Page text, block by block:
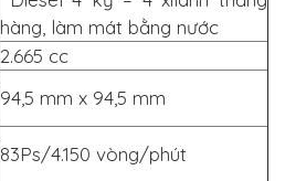
hàng, làm mát bằng nước
2.665 cc
94,5 mm x 94,5 mm
83Ps/4.150 vòng/phút